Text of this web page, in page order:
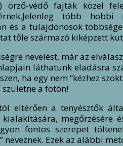
örző-védő fajták közel
több
és a tulajdonosok
tőle származó kiképzett
nevelést, már az
láthatunk eladásra
ha egy nem “kézhez
a fotón!
eltérően a tenyésztők
kialakítására, megőrzésére
fontos szerepet
neveznek. Ezek az alábbi